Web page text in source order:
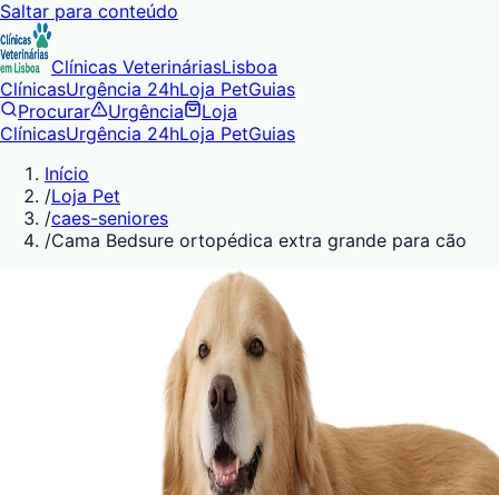
Saltar para conteúdo
Clínicas VeterináriasLisboa
ClínicasUrgência 24hLoja PetGuias
Procurar
Urgência
Loja
ClínicasUrgência 24hLoja PetGuias
Início
/Loja Pet
/caes-seniores
/Cama Bedsure ortopédica extra grande para cão